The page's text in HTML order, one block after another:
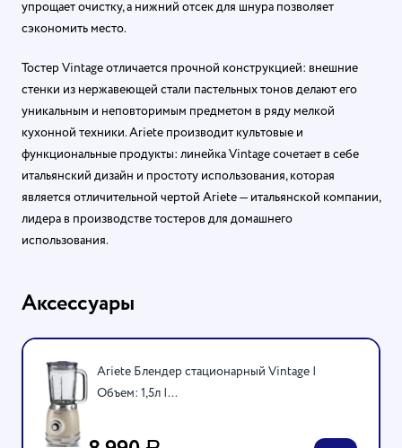
упрощает очистку, а нижний отсек для шнура позволяет
сэкономить место.
Тостер Vintage отличается прочной конструкцией: внешние
стенки из нержавеющей стали пастельных тонов делают его
уникальным и неповторимым предметом в ряду мелкой
кухонной техники. Ariete производит культовые и
функциональные продукты: линейка Vintage сочетает в себе
итальянский дизайн и простоту использования, которая
является отличительной чертой Ariete — итальянской компании,
лидера в производстве тостеров для домашнего
использования.
Аксессуары
Ariete Блендер стационарный Vintage |
Объем: 1,5л |...